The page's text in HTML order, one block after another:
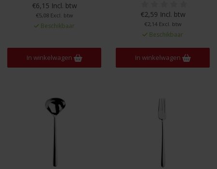
€6,15 Incl. btw
€5,08 Excl. btw
Beschikbaar
In winkelwagen
€2,59 Incl. btw
€2,14 Excl. btw
Beschikbaar
In winkelwagen